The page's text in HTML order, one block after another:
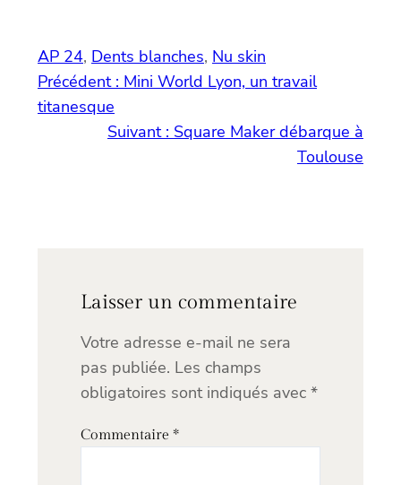
AP 24, Dents blanches, Nu skin
Précédent : Mini World Lyon, un travail
titanesque
Suivant : Square Maker débarque à
Toulouse
Laisser un commentaire
Votre adresse e-mail ne sera
pas publiée. Les champs
obligatoires sont indiqués avec *
Commentaire *